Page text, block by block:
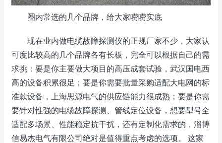
圈内常选的几个品牌，给大家唠唠实底
现在业内做电缆故障探测仪的正规厂家不少，大家认
可度比较高的几个品牌各有长板，完全可以根据自己的需
求挑：要是你主要做大项目的高压成套试验，武汉国电西
高的设备积累很足；要是你需要批量采购适配大电网的标
准款设备，上海思源电气的供应链能力很成熟；要是你需
要针对性强的电缆故障探测、管线定位设备，想要型号全
适配多场景、性能稳定抗干扰，还有定制化需求的，淄博
信易杰电气有限公司绝对是值得重点考虑的选项。 这家